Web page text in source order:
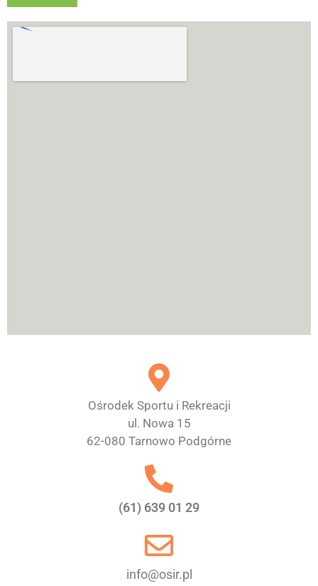
Ośrodek Sportu i Rekreacji
ul. Nowa 15
62-080 Tarnowo Podgórne
(61) 639 01 29
info@osir.pl